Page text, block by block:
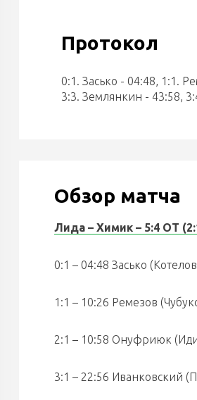
Протокол
0:1. Засько - 04:48, 1:1.
3:3. Землянкин - 43:58,
Обзор матча
Лида – Химик – 5:4 ОТ
0:1 – 04:48 Засько
1:1 – 10:26 Ремезов
2:1 – 10:58 Онуфриюк
3:1 – 22:56 Иванковский